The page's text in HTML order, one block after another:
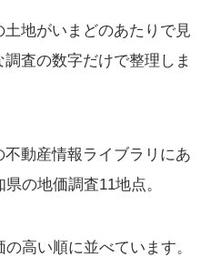
地がいまどのあたりで見
査の数字だけで整理しま
動産情報ライブラリにあ
の地価調査11地点。
高い順に並べています。